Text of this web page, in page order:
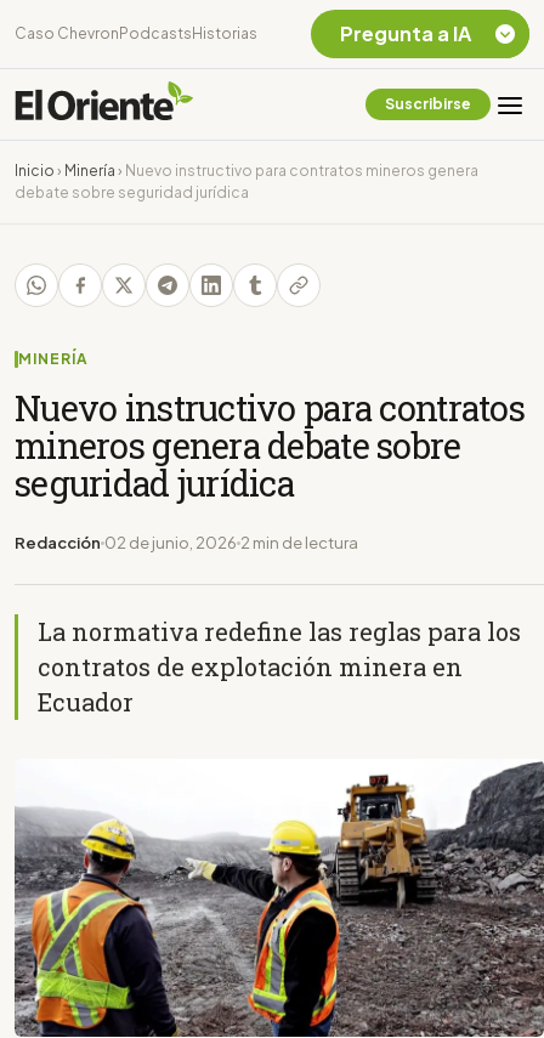
Caso Chevron Podcasts Historias
Suscribirse
Inicio › Minería › Nuevo instructivo para contratos mineros genera
debate sobre seguridad jurídica
MINERÍA
Nuevo instructivo para contratos
mineros genera debate sobre
seguridad jurídica
Redacción 02 de junio, 2026 2 min de lectura
La normativa redefine las reglas para los
contratos de explotación minera en
Ecuador
Pregunta a IA
Chevron Ecuador